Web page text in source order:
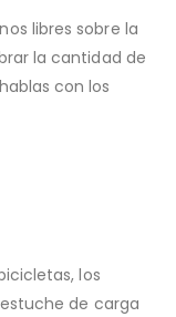
libres sobre la
la cantidad de
con los
los
de carga